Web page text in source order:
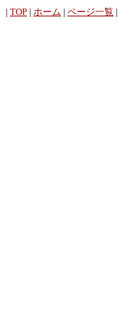
| TOP | ホーム | ページ一覧 |